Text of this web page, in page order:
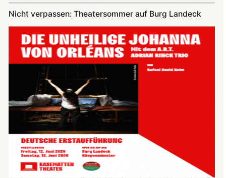
4.
2026
nach
Freiburg
Nicht verpassen: Theatersommer auf Burg Landeck